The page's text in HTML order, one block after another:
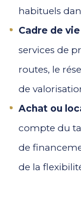
habituels
Cadre de
services de
routes, le
de
Achat ou
compte du
de
de la